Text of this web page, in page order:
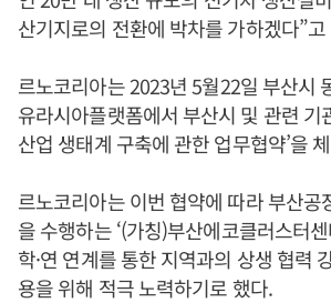
산기지로의 전환에 박차를 가하겠다”
르노코리아는 2023년 5월22일 부산시
유라시아플랫폼에서 부산시 및 관련 기
산업 생태계 구축에 관한 업무협약’을
르노코리아는 이번 협약에 따라 부산공
을 수행하는 ‘(가칭)부산에코클러스터센
학·연 연계를 통한 지역과의 상생 협력
용을 위해 적극 노력하기로 했다.